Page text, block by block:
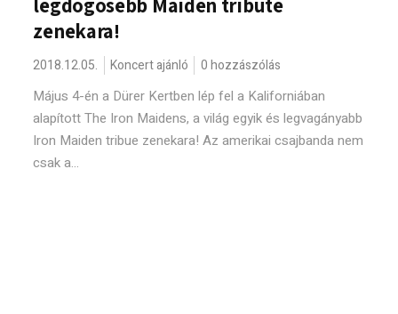
legdögösebb Maiden tribute
zenekara!
2018.12.05. Koncert ajánló 0 hozzászólás
Május 4-én a Dürer Kertben lép fel a Kaliforniában
alapított The Iron Maidens, a világ egyik és legvagányabb
Iron Maiden tribue zenekara! Az amerikai csajbanda nem
csak a...